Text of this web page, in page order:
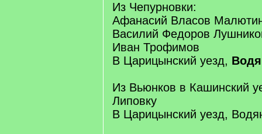
Из Чепурновки:
Афанасий Власов
Василий Федоров
Иван Трофимов
В Царицынский уезд,
Из Вьюнков в Кашинский
Липовку
В Царицынский уезд,